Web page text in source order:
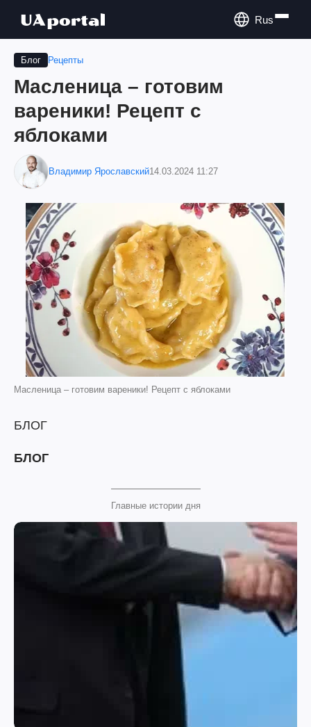
Rus
Блог Рецепты
Масленица – готовим
вареники! Рецепт с
яблоками
Владимир Ярославский14.03.2024 11:27
Масленица – готовим вареники! Рецепт с яблоками
БЛОГ
БЛОГ
Главные истории дня